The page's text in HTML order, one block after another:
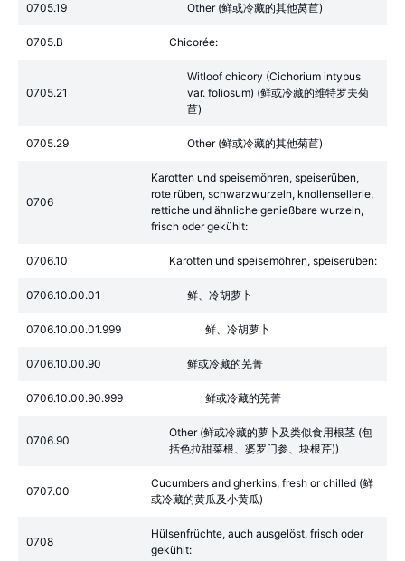
0705.19 Other (鲜或冷藏的其他莴苣)
0705.B Chicorée:
0705.21
Witloof chicory (Cichorium intybus
var. foliosum) (鲜或冷藏的维特罗夫菊
苣)
0705.29 Other (鲜或冷藏的其他菊苣)
0706
Karotten und speisemöhren, speiserüben,
rote rüben, schwarzwurzeln, knollensellerie,
rettiche und ähnliche genießbare wurzeln,
frisch oder gekühlt:
0706.10 Karotten und speisemöhren, speiserüben:
0706.10.00.01 鲜、冷胡萝卜
0706.10.00.01.999 鲜、冷胡萝卜
0706.10.00.90 鲜或冷藏的芜菁
0706.10.00.90.999 鲜或冷藏的芜菁
0706.90
Other (鲜或冷藏的萝卜及类似食用根茎 (包
括色拉甜菜根、婆罗门参、块根芹))
0707.00
Cucumbers and gherkins, fresh or chilled (鲜
或冷藏的黄瓜及小黄瓜)
0708
Hülsenfrüchte, auch ausgelöst, frisch oder
gekühlt: